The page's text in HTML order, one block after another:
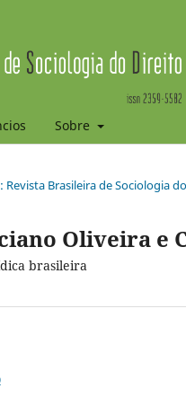
Sobre
Revista Brasileira de Sociologia
Oliveira e
brasileira